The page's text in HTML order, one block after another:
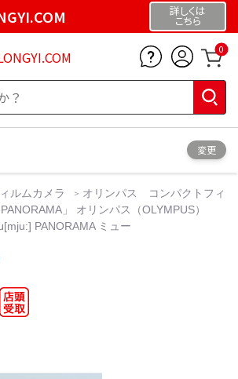
詳しくは
こちら
0
変更
ルムカメラ
オリンパス コンパクトフィ
」 オリンパス（OLYMPUS）
PANORAMA ミュー